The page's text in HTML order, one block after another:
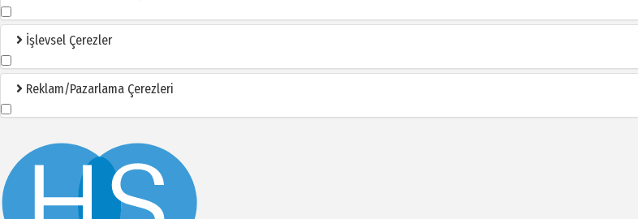
İşlevsel Çerezler
Reklam/Pazarlama Çerezleri